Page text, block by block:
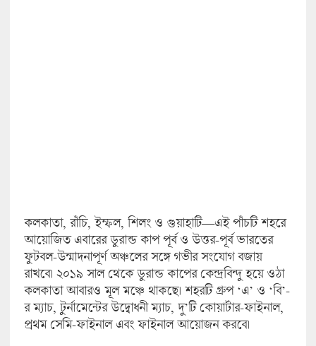
কলকাতা, রাঁচি, ইম্ফল, শিলং ও গুয়াহাটি—এই পাঁচটি শহরে
আয়োজিত এবারের ডুরান্ড কাপ পূর্ব ও উত্তর-পূর্ব ভারতের
ফুটবল-উন্মাদনাপূর্ণ অঞ্চলের সঙ্গে গভীর সংযোগ বজায়
রাখবে। ২০১৯ সাল থেকে ডুরান্ড কাপের কেন্দ্রবিন্দু হয়ে ওঠা
কলকাতা আবারও মূল মঞ্চে থাকছে। শহরটি গ্রুপ ‘এ’ ও ‘বি’-
র ম্যাচ, টুর্নামেন্টের উদ্বোধনী ম্যাচ, দু’টি কোয়ার্টার-ফাইনাল,
প্রথম সেমি-ফাইনাল এবং ফাইনাল আয়োজন করবে।